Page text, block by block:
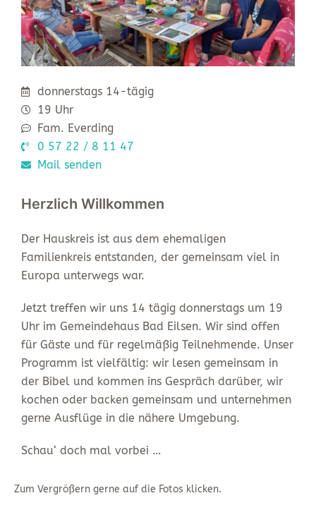
donnerstags 14-tägig
19 Uhr
Fam. Everding
0 57 22 / 8 11 47
Mail senden
Herzlich Willkommen
Der Hauskreis ist aus dem ehemaligen
Familienkreis entstanden, der gemeinsam viel in
Europa unterwegs war.
Jetzt treffen wir uns 14 tägig donnerstags um 19
Uhr im Gemeindehaus Bad Eilsen. Wir sind offen
für Gäste und für regelmäßig Teilnehmende. Unser
Programm ist vielfältig: wir lesen gemeinsam in
der Bibel und kommen ins Gespräch darüber, wir
kochen oder backen gemeinsam und unternehmen
gerne Ausflüge in die nähere Umgebung.
Schau‘ doch mal vorbei …
Zum Vergrößern gerne auf die Fotos klicken.